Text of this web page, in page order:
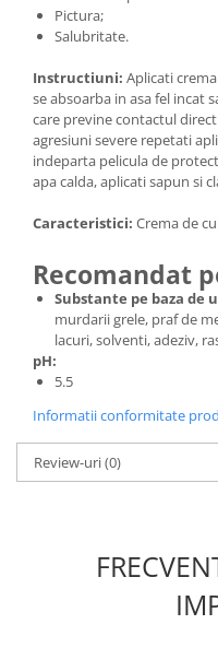
Mini
Opel
Peugeot
Renault
Rover
Saab
Seat
Suzuki
Universale
Volkswagen
Volvo
Scule pentru tinichigerie
Scule Pneumatice
Accesorii Pneumatice
Alte scule pneumatice
Filtre Pneumatice
Furtune Aer Comprimat
Pictura;
Salubritate.
Instructiuni: Aplicati
se absoarba in asa fel incat
care previne contactul
agresiuni severe repetati
indeparta pelicula de
apa calda, aplicati sapun si
Caracteristici: Crema de
Recomandat
Substante pe baza de
murdarii grele, praf de
lacuri, solventi, adeziv,
pH:
5.5
Informatii conformitate
Review-uri(0)